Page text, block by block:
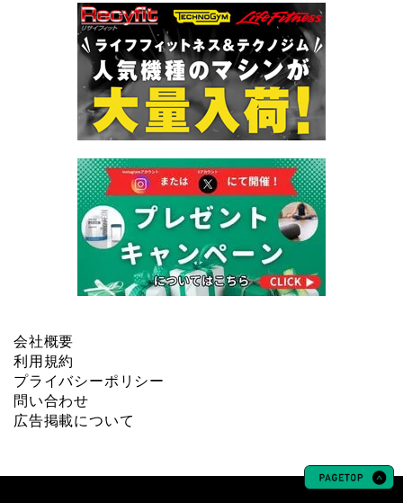
会社概要
利用規約
プライバシーポリシー
問い合わせ
広告掲載について